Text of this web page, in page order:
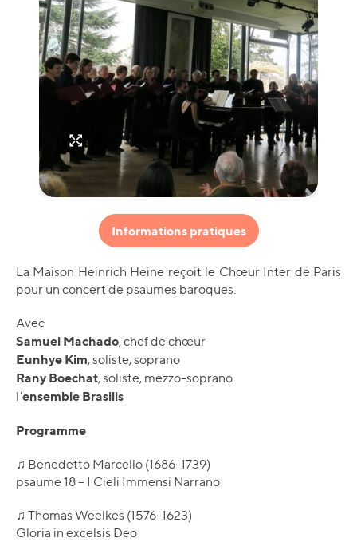
Informations pratiques
La Maison Heinrich Heine reçoit le Chœur Inter de Paris
pour un concert de psaumes baroques.
Avec
Samuel Machado, chef de chœur
Eunhye Kim, soliste, soprano
Rany Boechat, soliste, mezzo-soprano
l’ensemble Brasilis
Programme
♫ Benedetto Marcello (1686-1739)
psaume 18 – I Cieli Immensi Narrano
♫ Thomas Weelkes (1576-1623)
Gloria in excelsis Deo